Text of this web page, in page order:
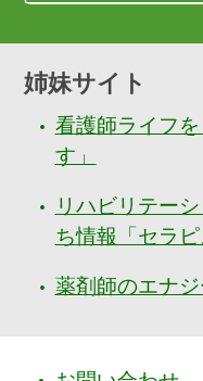
姉妹サイト
看護師ライフを
す」
リハビリテー
ち情報「セラピ
薬剤師のエナ